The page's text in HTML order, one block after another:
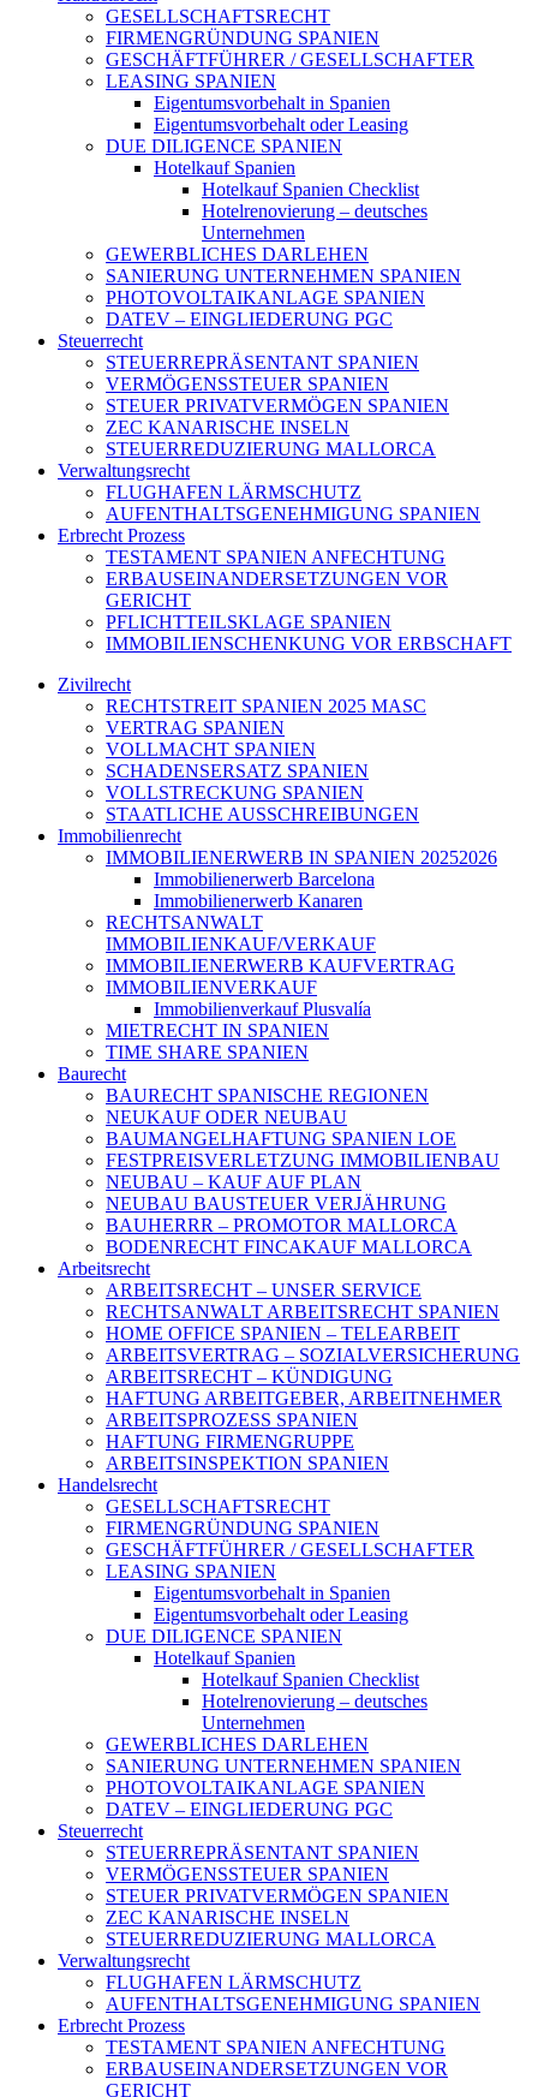
GESELLSCHAFTSRECHT
FIRMENGRÜNDUNG SPANIEN
GESCHÄFTFÜHRER / GESELLSCHAFTER
LEASING SPANIEN
Eigentumsvorbehalt in Spanien
Eigentumsvorbehalt oder Leasing
DUE DILIGENCE SPANIEN
Hotelkauf Spanien
Hotelkauf Spanien Checklist
Hotelrenovierung – deutsches
Unternehmen
GEWERBLICHES DARLEHEN
SANIERUNG UNTERNEHMEN SPANIEN
PHOTOVOLTAIKANLAGE SPANIEN
DATEV – EINGLIEDERUNG PGC
Steuerrecht
STEUERREPRÄSENTANT SPANIEN
VERMÖGENSSTEUER SPANIEN
STEUER PRIVATVERMÖGEN SPANIEN
ZEC KANARISCHE INSELN
STEUERREDUZIERUNG MALLORCA
Verwaltungsrecht
FLUGHAFEN LÄRMSCHUTZ
AUFENTHALTSGENEHMIGUNG SPANIEN
Erbrecht Prozess
TESTAMENT SPANIEN ANFECHTUNG
ERBAUSEINANDERSETZUNGEN VOR
GERICHT
PFLICHTTEILSKLAGE SPANIEN
IMMOBILIENSCHENKUNG VOR ERBSCHAFT
Zivilrecht
RECHTSTREIT SPANIEN 2025 MASC
VERTRAG SPANIEN
VOLLMACHT SPANIEN
SCHADENSERSATZ SPANIEN
VOLLSTRECKUNG SPANIEN
STAATLICHE AUSSCHREIBUNGEN
Immobilienrecht
IMMOBILIENERWERB IN SPANIEN 20252026
Immobilienerwerb Barcelona
Immobilienerwerb Kanaren
RECHTSANWALT
IMMOBILIENKAUF/VERKAUF
IMMOBILIENERWERB KAUFVERTRAG
IMMOBILIENVERKAUF
Immobilienverkauf Plusvalía
MIETRECHT IN SPANIEN
TIME SHARE SPANIEN
Baurecht
BAURECHT SPANISCHE REGIONEN
NEUKAUF ODER NEUBAU
BAUMANGELHAFTUNG SPANIEN LOE
FESTPREISVERLETZUNG IMMOBILIENBAU
NEUBAU – KAUF AUF PLAN
NEUBAU BAUSTEUER VERJÄHRUNG
BAUHERRR – PROMOTOR MALLORCA
BODENRECHT FINCAKAUF MALLORCA
Arbeitsrecht
ARBEITSRECHT – UNSER SERVICE
RECHTSANWALT ARBEITSRECHT SPANIEN
HOME OFFICE SPANIEN – TELEARBEIT
ARBEITSVERTRAG – SOZIALVERSICHERUNG
ARBEITSRECHT – KÜNDIGUNG
HAFTUNG ARBEITGEBER, ARBEITNEHMER
ARBEITSPROZESS SPANIEN
HAFTUNG FIRMENGRUPPE
ARBEITSINSPEKTION SPANIEN
Handelsrecht
GESELLSCHAFTSRECHT
FIRMENGRÜNDUNG SPANIEN
GESCHÄFTFÜHRER / GESELLSCHAFTER
LEASING SPANIEN
Eigentumsvorbehalt in Spanien
Eigentumsvorbehalt oder Leasing
DUE DILIGENCE SPANIEN
Hotelkauf Spanien
Hotelkauf Spanien Checklist
Hotelrenovierung – deutsches
Unternehmen
GEWERBLICHES DARLEHEN
SANIERUNG UNTERNEHMEN SPANIEN
PHOTOVOLTAIKANLAGE SPANIEN
DATEV – EINGLIEDERUNG PGC
Steuerrecht
STEUERREPRÄSENTANT SPANIEN
VERMÖGENSSTEUER SPANIEN
STEUER PRIVATVERMÖGEN SPANIEN
ZEC KANARISCHE INSELN
STEUERREDUZIERUNG MALLORCA
Verwaltungsrecht
FLUGHAFEN LÄRMSCHUTZ
AUFENTHALTSGENEHMIGUNG SPANIEN
Erbrecht Prozess
TESTAMENT SPANIEN ANFECHTUNG
ERBAUSEINANDERSETZUNGEN VOR
GERICHT